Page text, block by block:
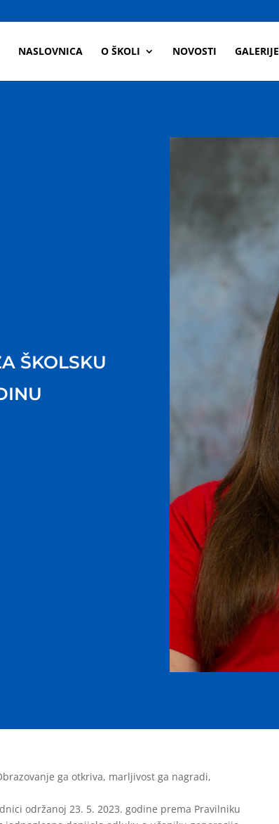
NASLOVNICA O ŠKOLI NOVOSTI GALERIJE
ŠKOLSKU
ga otkriva, marljivost ga nagradi,
održanoj 23. 5. 2023. godine prema Pravilniku